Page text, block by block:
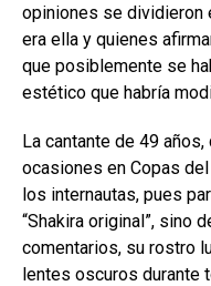
opiniones se dividieron
era ella y quienes
que posiblemente se
estético que habría
La cantante de 49
ocasiones en Copas
los internautas, pues
“Shakira original”, sino
comentarios, su rostro
lentes oscuros durante